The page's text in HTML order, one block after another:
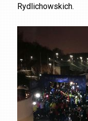
Rydlichowskich.